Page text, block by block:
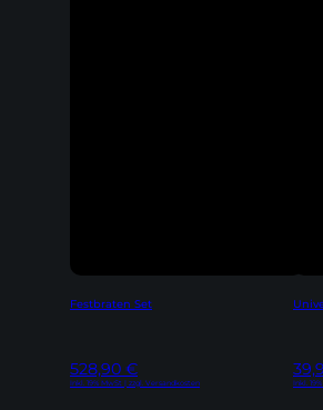
Festbraten Set
528,90 €
Inkl. 19% MwSt | zzgl. Versandkosten Inkl.